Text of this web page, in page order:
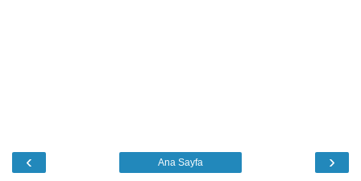
‹ ›
Ana Sayfa